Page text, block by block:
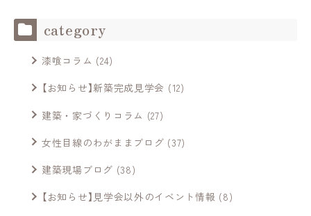
category
漆喰コラム (24)
【お知らせ】新築完成見学会 (12)
建築・家づくりコラム (27)
女性目線のわがままブログ (37)
建築現場ブログ (38)
【お知らせ】見学会以外のイベント情報 (8)